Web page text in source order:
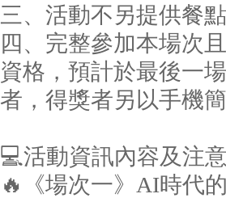
三、活動不另提供餐
四、完整參加本場次
資格，預計於最後一
者，得獎者另以手機
💻活動資訊內容及注
🔥《場次一》AI時代